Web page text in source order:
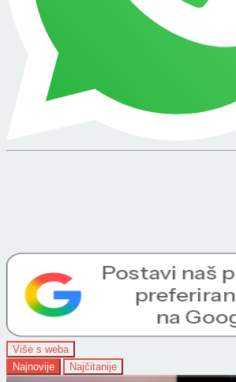
Više s weba
Najnovije
Najčitanije